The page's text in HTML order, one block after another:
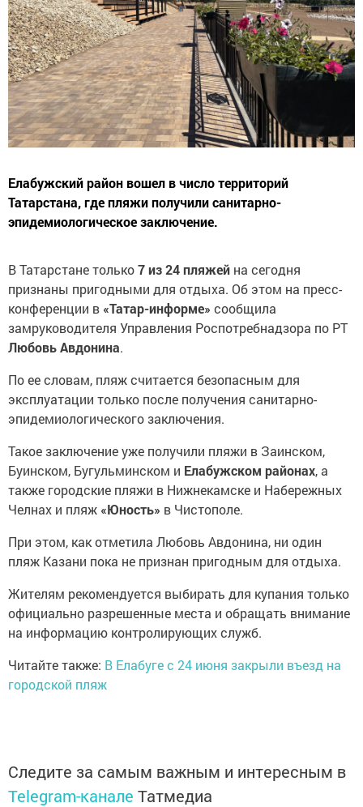
Елабужский район вошел в число территорий
Татарстана, где пляжи получили санитарно-
эпидемиологическое заключение.
В Татарстане только7 из 24 пляжей на сегодня
признаны пригодными для отдыха. Об этом на пресс-
конференции в «Татар-информе» сообщила
замруководителя Управления Роспотребнадзора по РТ
Любовь Авдонина.
По ее словам, пляж считается безопасным для
эксплуатации только после получения санитарно-
эпидемиологического заключения.
Такое заключение уже получили пляжи в Заинском,
Буинском, Бугульминском и Елабужском районах, а
также городские пляжи в Нижнекамске и Набережных
Челнах и пляж «Юность» в Чистополе.
При этом, как отметила Любовь Авдонина, ни один
пляж Казани пока не признан пригодным для отдыха.
Жителям рекомендуется выбирать для купания только
официально разрешенные места и обращать внимание
на информацию контролирующих служб.
Читайте также: В Елабуге с 24 июня закрыли въезд на
городской пляж
Следите за самым важным и интересным в
Telegram-канале Татмедиа